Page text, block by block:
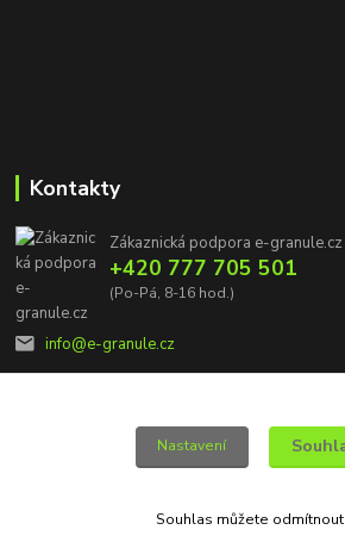
Kontakty
Zákaznická podpora e-granule.cz
+420 777 705 501
(Po-Pá, 8-16 hod.)
info@e-granule.cz
© 2022 e-granule.cz *** Všechna
Nastavení
Souhlas můžete odmítnout